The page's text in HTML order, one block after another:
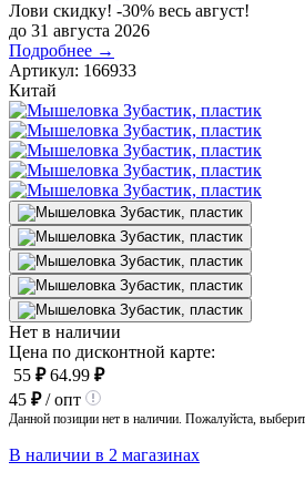
Лови скидку! -30% весь август!
до 31 августа 2026
Подробнее →
Артикул: 166933
Китай
Нет в наличии
Цена по дисконтной карте:
55 ₽ 64.99 ₽
45 ₽/ опт
Данной позиции нет в наличии. Пожалуйста,
В наличии в 2 магазинах